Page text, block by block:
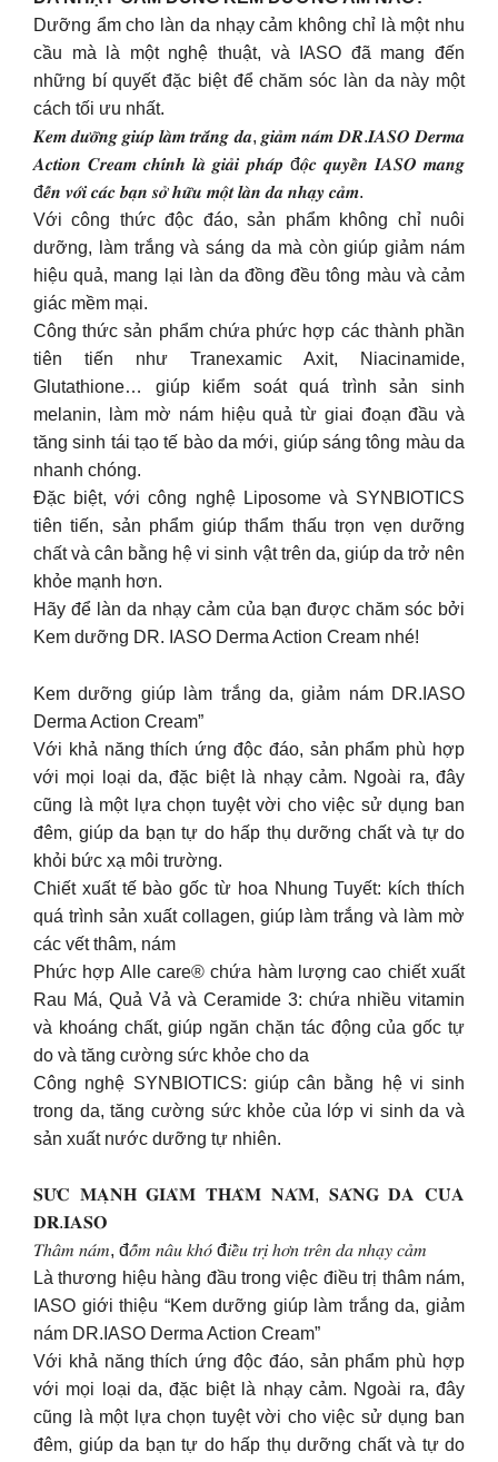
Dưỡng ẩm cho làn da nhạy cảm không chỉ là một nhu
cầu mà là một nghệ thuật, và IASO đã mang đến
những bí quyết đặc biệt để chăm sóc làn da này một
cách tối ưu nhất.
𝑲𝒆𝒎 𝒅𝒖̛𝒐̛̃𝒏𝒈 𝒈𝒊𝒖́𝒑 𝒍𝒂̀𝒎 𝒕𝒓𝒂̆́𝒏𝒈 𝒅𝒂, 𝒈𝒊𝒂̉𝒎 𝒏𝒂́𝒎 𝑫𝑹.𝑰𝑨𝑺𝑶 𝑫𝒆𝒓𝒎𝒂
𝑨𝒄𝒕𝒊𝒐𝒏 𝑪𝒓𝒆𝒂𝒎 𝒄𝒉𝒊́𝒏𝒉 𝒍𝒂̀ 𝒈𝒊𝒂̉𝒊 𝒑𝒉𝒂́𝒑 đ𝒐̣̂𝒄 𝒒𝒖𝒚𝒆̂̀𝒏 𝑰𝑨𝑺𝑶 𝒎𝒂𝒏𝒈
đ𝒆̂́𝒏 𝒗𝒐̛́𝒊 𝒄𝒂́𝒄 𝒃𝒂̣𝒏 𝒔𝒐̛̉ 𝒉𝒖̛̃𝒖 𝒎𝒐̣̂𝒕 𝒍𝒂̀𝒏 𝒅𝒂 𝒏𝒉𝒂̣𝒚 𝒄𝒂̉𝒎.
Với công thức độc đáo, sản phẩm không chỉ nuôi
dưỡng, làm trắng và sáng da mà còn giúp giảm nám
hiệu quả, mang lại làn da đồng đều tông màu và cảm
giác mềm mại.
Công thức sản phẩm chứa phức hợp các thành phần
tiên tiến như Tranexamic Axit, Niacinamide,
Glutathione… giúp kiểm soát quá trình sản sinh
melanin, làm mờ nám hiệu quả từ giai đoạn đầu và
tăng sinh tái tạo tế bào da mới, giúp sáng tông màu da
nhanh chóng.
Đặc biệt, với công nghệ Liposome và SYNBIOTICS
tiên tiến, sản phẩm giúp thẩm thấu trọn vẹn dưỡng
chất và cân bằng hệ vi sinh vật trên da, giúp da trở nên
khỏe mạnh hơn.
Hãy để làn da nhạy cảm của bạn được chăm sóc bởi
Kem dưỡng DR. IASO Derma Action Cream nhé!
Kem dưỡng giúp làm trắng da, giảm nám DR.IASO
Derma Action Cream”
Với khả năng thích ứng độc đáo, sản phẩm phù hợp
với mọi loại da, đặc biệt là nhạy cảm. Ngoài ra, đây
cũng là một lựa chọn tuyệt vời cho việc sử dụng ban
đêm, giúp da bạn tự do hấp thụ dưỡng chất và tự do
khỏi bức xạ môi trường.
Chiết xuất tế bào gốc từ hoa Nhung Tuyết: kích thích
quá trình sản xuất collagen, giúp làm trắng và làm mờ
các vết thâm, nám
Phức hợp Alle care® chứa hàm lượng cao chiết xuất
Rau Má, Quả Vả và Ceramide 3: chứa nhiều vitamin
và khoáng chất, giúp ngăn chặn tác động của gốc tự
do và tăng cường sức khỏe cho da
Công nghệ SYNBIOTICS: giúp cân bằng hệ vi sinh
trong da, tăng cường sức khỏe của lớp vi sinh da và
sản xuất nước dưỡng tự nhiên.
𝐒𝐔̛́𝐂 𝐌𝐀̣𝐍𝐇 𝐆𝐈𝐀̉𝐌 𝐓𝐇𝐀̂𝐌 𝐍𝐀́𝐌, 𝐒𝐀́𝐍𝐆 𝐃𝐀 𝐂𝐔̉𝐀
𝐃𝐑.𝐈𝐀𝐒𝐎
𝑇ℎ𝑎̂𝑚 𝑛𝑎́𝑚, đ𝑜̂́𝑚 𝑛𝑎̂𝑢 𝑘ℎ𝑜́ đ𝑖𝑒̂̀𝑢 𝑡𝑟𝑖̣ ℎ𝑜̛𝑛 𝑡𝑟𝑒̂𝑛 𝑑𝑎 𝑛ℎ𝑎̣𝑦 𝑐𝑎̉𝑚
Là thương hiệu hàng đầu trong việc điều trị thâm nám,
IASO giới thiệu “Kem dưỡng giúp làm trắng da, giảm
nám DR.IASO Derma Action Cream”
Với khả năng thích ứng độc đáo, sản phẩm phù hợp
với mọi loại da, đặc biệt là nhạy cảm. Ngoài ra, đây
cũng là một lựa chọn tuyệt vời cho việc sử dụng ban
đêm, giúp da bạn tự do hấp thụ dưỡng chất và tự do